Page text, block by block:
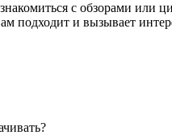
с обзорами или
подходит и вызывает